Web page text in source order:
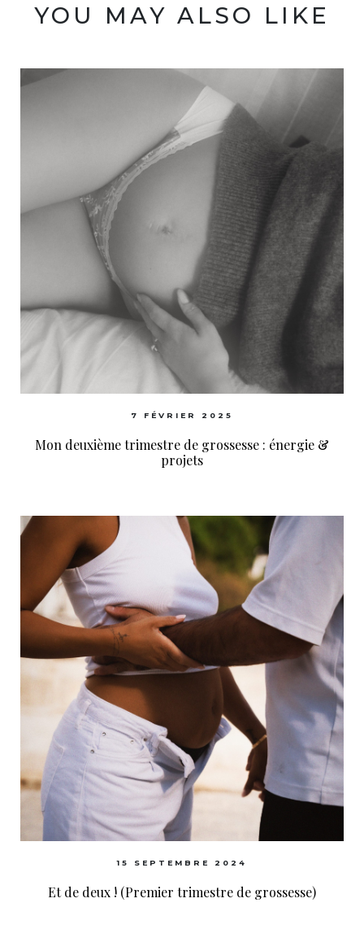
YOU MAY ALSO LIKE
7 FÉVRIER 2025
Mon deuxième trimestre de grossesse : énergie &
projets
15 SEPTEMBRE 2024
Et de deux ! (Premier trimestre de grossesse)